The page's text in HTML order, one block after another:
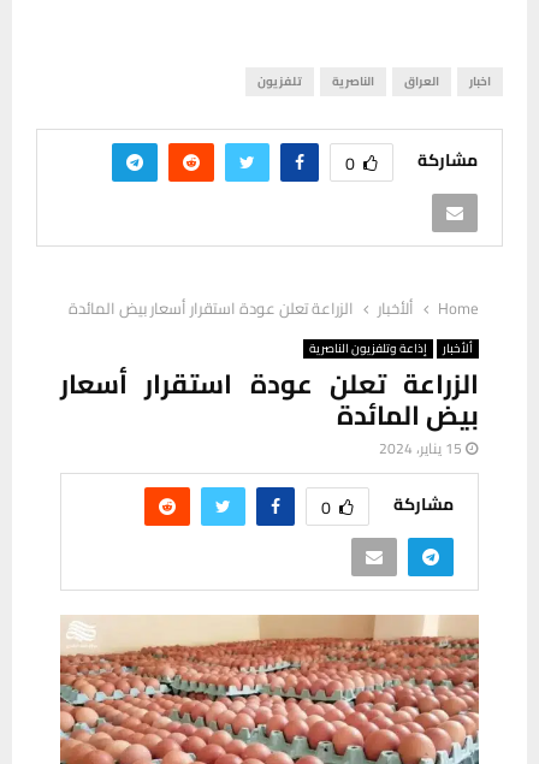
اخبار العراق الناصرية تلفزيون
مشاركة 0
Home ألأخبار الزراعة تعلن عودة استقرار أسعار بيض المائدة
ألأخبار إذاعة وتلفزيون الناصرية
الزراعة تعلن عودة استقرار أسعار
بيض المائدة
15 يناير، 2024
مشاركة 0